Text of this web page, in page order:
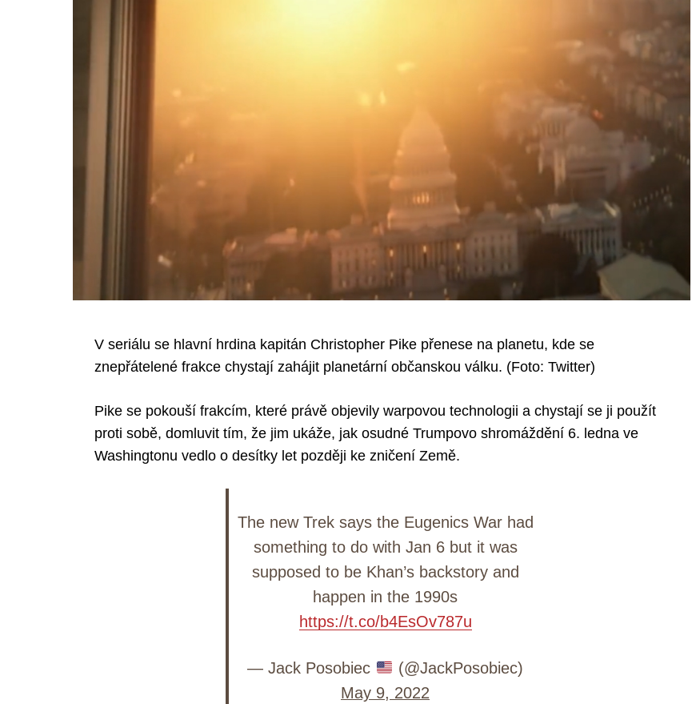
V seriálu se hlavní hrdina kapitán Christopher Pike přenese na planetu, kde se
znepřátelené frakce chystají zahájit planetární občanskou válku. (Foto: Twitter)
Pike se pokouší frakcím, které právě objevily warpovou technologii a chystají se ji použít
proti sobě, domluvit tím, že jim ukáže, jak osudné Trumpovo shromáždění 6. ledna ve
Washingtonu vedlo o desítky let později ke zničení Země.
The new Trek says the Eugenics War had
something to do with Jan 6 but it was
supposed to be Khan’s backstory and
happen in the 1990s
https://t.co/b4EsOv787u
— Jack Posobiec
(@JackPosobiec)
May 9, 2022